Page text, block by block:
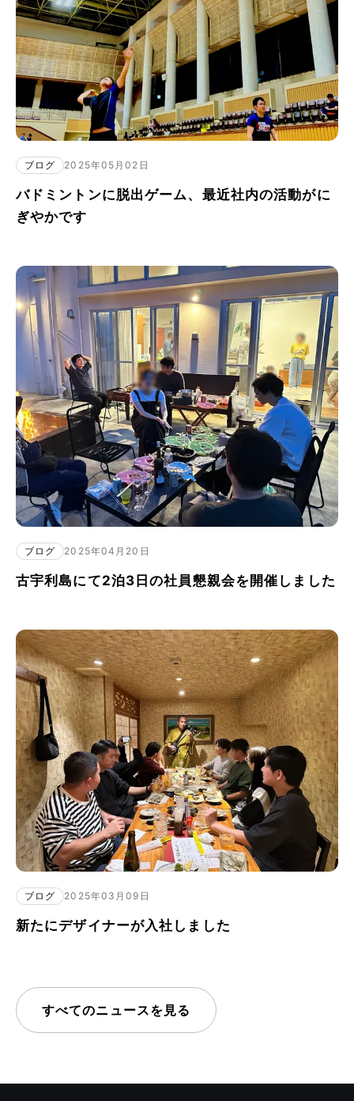
ブログ 2025年05月02日
バドミントンに脱出ゲーム、最近社内の活動がに
ぎやかです
ブログ 2025年04月20日
古宇利島にて2泊3日の社員懇親会を開催しました
ブログ 2025年03月09日
新たにデザイナーが入社しました
すべてのニュースを見る